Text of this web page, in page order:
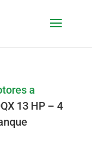
a
13 HP – 4